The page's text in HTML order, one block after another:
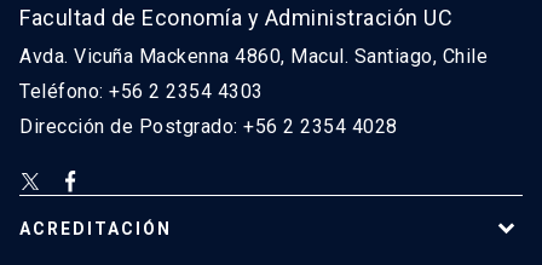
Facultad de Economía y Administración UC
Avda. Vicuña Mackenna 4860, Macul. Santiago, Chile
Teléfono: +56 2 2354 4303
Dirección de Postgrado: +56 2 2354 4028
ACREDITACIÓN